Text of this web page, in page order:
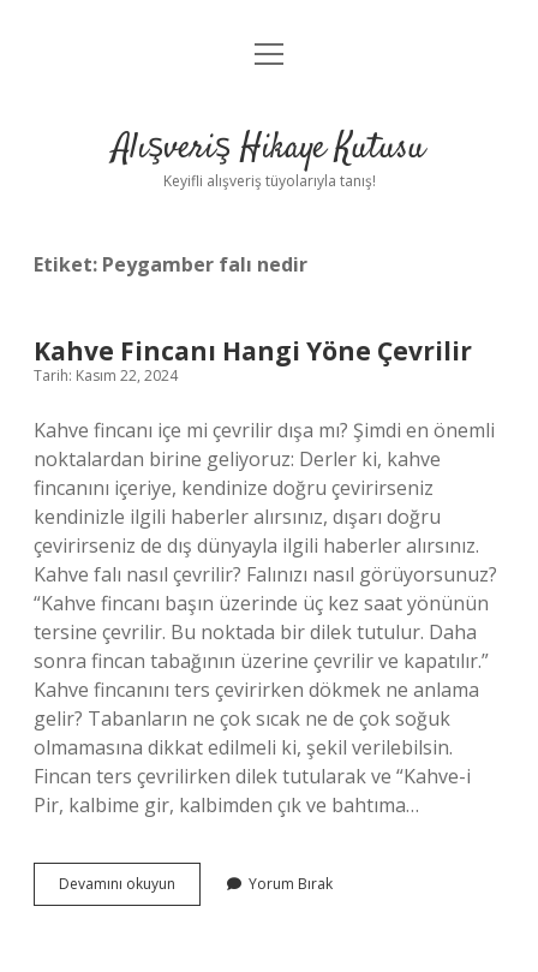
Anasayfa
Yasal Uyarı
menüyü
Alışveriş Hikaye Kutusu
Keyifli alışveriş tüyolarıyla tanış!
Etiket: Peygamber falı nedir
Kahve Fincanı Hangi Yöne Çevrilir
Tarih: Kasım 22, 2024
Kahve fincanı içe mi çevrilir dışa mı? Şimdi en önemli
noktalardan birine geliyoruz: Derler ki, kahve
fincanını içeriye, kendinize doğru çevirirseniz
kendinizle ilgili haberler alırsınız, dışarı doğru
çevirirseniz de dış dünyayla ilgili haberler alırsınız.
Kahve falı nasıl çevrilir? Falınızı nasıl görüyorsunuz?
“Kahve fincanı başın üzerinde üç kez saat yönünün
tersine çevrilir. Bu noktada bir dilek tutulur. Daha
sonra fincan tabağının üzerine çevrilir ve kapatılır.”
Kahve fincanını ters çevirirken dökmek ne anlama
gelir? Tabanların ne çok sıcak ne de çok soğuk
olmamasına dikkat edilmeli ki, şekil verilebilsin.
Fincan ters çevrilirken dilek tutularak ve “Kahve-i
Pir, kalbime gir, kalbimden çık ve bahtıma…
Devamını okuyun
Fincanı
Yorum Bırak